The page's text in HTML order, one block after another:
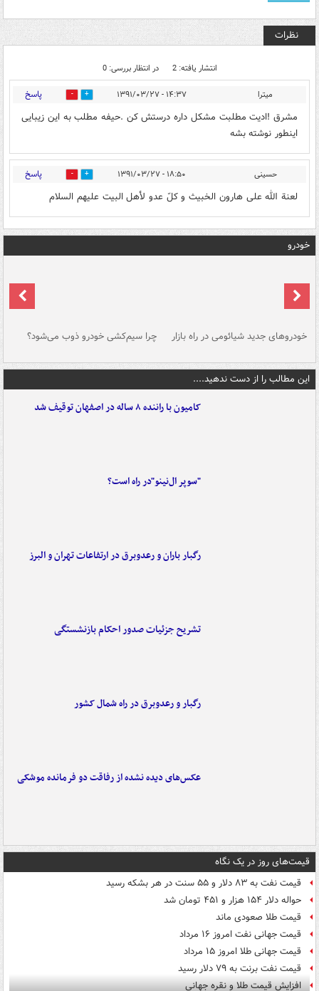
نظرات
انتشار یافته: 2 در انتظار بررسی: 0
میترا ۱۴:۳۷ - ۱۳۹۱/۰۳/۲۷ 0 پاسخ
مشرق !ادیت مطلبت مشکل داره درستش کن .حیفه مطلب به این زیبایی
اینطور نوشته بشه
حسینی ۱۸:۵۰ - ۱۳۹۱/۰۳/۲۷ 0 پاسخ
لعنة الله علی هارون الخبیث و کلّ عدو لأهل البیت علیهم السلام
خودرو
خودروهای جدید شیائومی در راه بازار چرا سیم‌کشی خودرو ذوب می‌شود؟
این مطالب را از دست ندهید....
کامیون با راننده ۸ ساله در اصفهان توقیف شد
"سوپر ال‌نینو"در راه است؟
رگبار باران و رعدوبرق در ارتفاعات تهران و البرز
تشریح جزئیات صدور احکام بازنشستگی
رگبار و رعدوبرق در راه شمال کشور
عکس‌های دیده نشده از رفاقت دو فرمانده‌ موشکی
قیمت‌های روز در یک نگاه
قیمت نفت به ۸۳ دلار و ۵۵ سنت در هر بشکه رسید
حواله دلار ۱۵۴ هزار و ۴۵۱ تومان شد
قیمت طلا صعودی ماند
قیمت جهانی نفت امروز ۱۶ مرداد
قیمت جهانی طلا امروز ۱۵ مرداد
قیمت نفت برنت به ۷۹ دلار رسید
افزایش قیمت طلا و نقره جهانی